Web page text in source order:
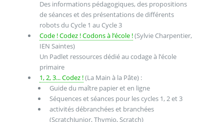
Des informations pédagogiques, des propositions
de séances et des présentations de différents
robots du Cycle 1 au Cycle 3
Code ! Codez ! Codons à l’école !(Sylvie Charpentier,
IEN Saintes)
Un Padlet ressources dédié au codage à l’école
primaire
1, 2, 3... Codez !(La Main à la Pâte) :
Guide du maître papier et en ligne
Séquences et séances pour les cycles 1, 2 et 3
activités débranchées et branchées
(ScratchJunior, Thymio, Scratch)